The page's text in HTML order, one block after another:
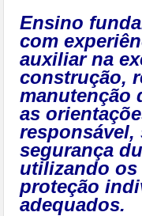
Ensino
com
auxiliar na
construção,
manutenção
as
responsável,
segurança
utilizando os
proteção
adequados.